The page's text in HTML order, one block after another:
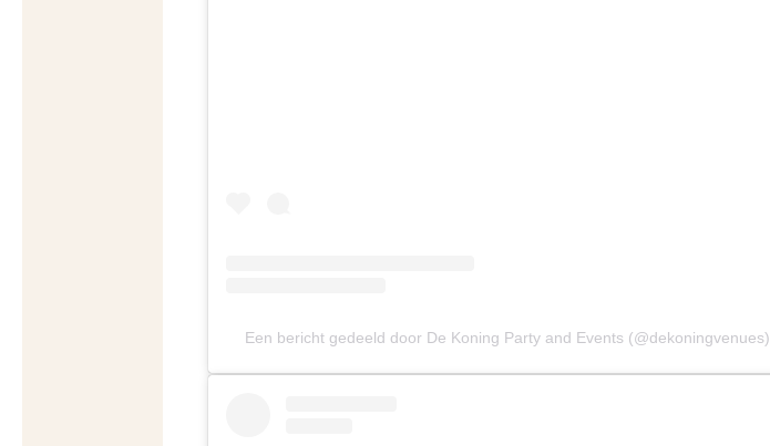
Een bericht gedeeld door De Koning Party and Events (@dekoningvenues)